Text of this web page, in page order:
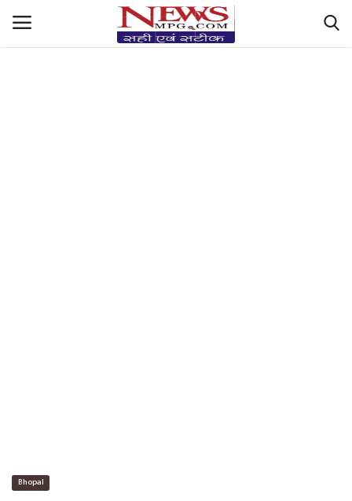
https://hindi-fonts.com/fonts/mangal-boldhttps://hindi-
fonts.com/fonts/mangal-bold
Bhopal